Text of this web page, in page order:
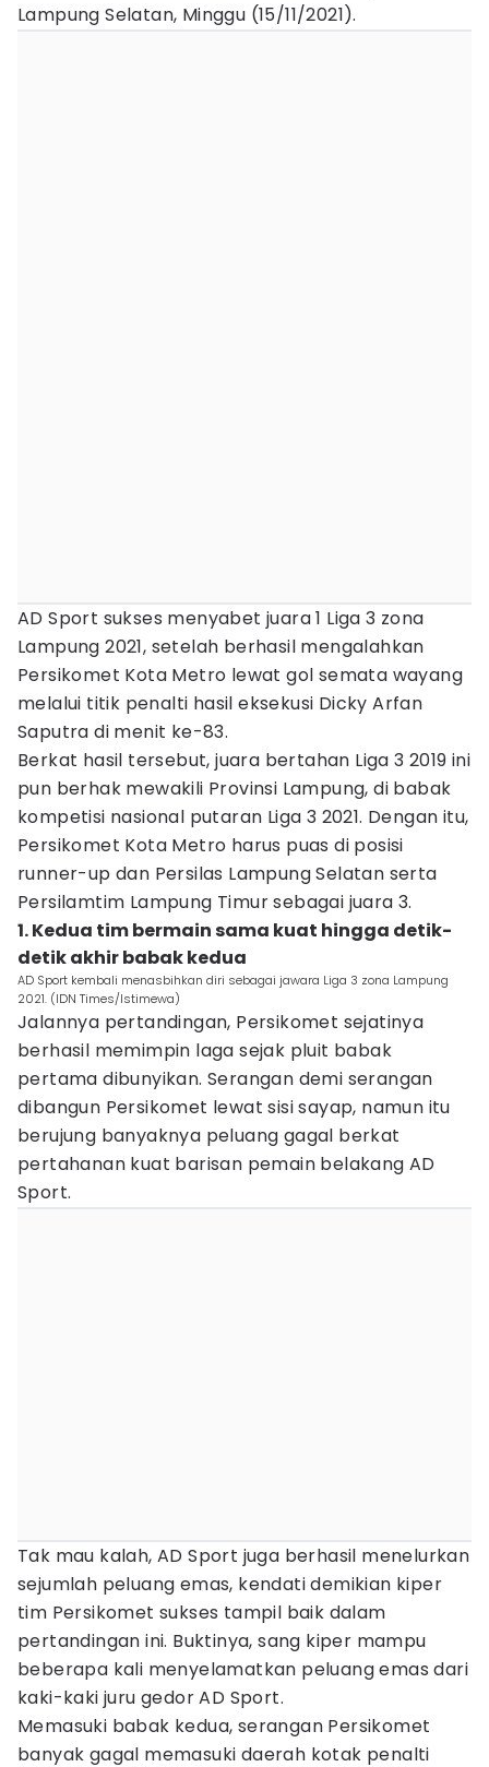
Lampung Selatan, Minggu (15/11/2021).
AD Sport sukses menyabet juara 1 Liga 3 zona
Lampung 2021, setelah berhasil mengalahkan
Persikomet Kota Metro lewat gol semata wayang
melalui titik penalti hasil eksekusi Dicky Arfan
Saputra di menit ke-83.
Berkat hasil tersebut, juara bertahan Liga 3 2019 ini
pun berhak mewakili Provinsi Lampung, di babak
kompetisi nasional putaran Liga 3 2021. Dengan itu,
Persikomet Kota Metro harus puas di posisi
runner-up dan Persilas Lampung Selatan serta
Persilamtim Lampung Timur sebagai juara 3.
1. Kedua tim bermain sama kuat hingga detik-
detik akhir babak kedua
AD Sport kembali menasbihkan diri sebagai jawara Liga 3 zona Lampung
2021. (IDN Times/Istimewa)
Jalannya pertandingan, Persikomet sejatinya
berhasil memimpin laga sejak pluit babak
pertama dibunyikan. Serangan demi serangan
dibangun Persikomet lewat sisi sayap, namun itu
berujung banyaknya peluang gagal berkat
pertahanan kuat barisan pemain belakang AD
Sport.
Tak mau kalah, AD Sport juga berhasil menelurkan
sejumlah peluang emas, kendati demikian kiper
tim Persikomet sukses tampil baik dalam
pertandingan ini. Buktinya, sang kiper mampu
beberapa kali menyelamatkan peluang emas dari
kaki-kaki juru gedor AD Sport.
Memasuki babak kedua, serangan Persikomet
banyak gagal memasuki daerah kotak penalti